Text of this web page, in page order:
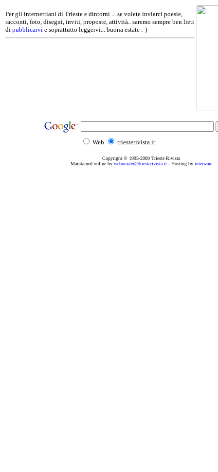
Per gli internettiani di Trieste e dintorni ... se volete inviarci poesie,
racconti, foto, disegni, inviti, proposte, attività.. saremo sempre ben lieti
di pubblicarvi e soprattutto leggervi... buona estate :-)
Web triesterivista.it
Copyright © 1995-2009 Trieste Rivista
Maintained online by webmaster@triesterivista.it- Hosting by interware